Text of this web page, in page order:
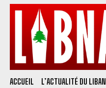
ACCUEIL L’ACTUALITÉ DU LIBAN